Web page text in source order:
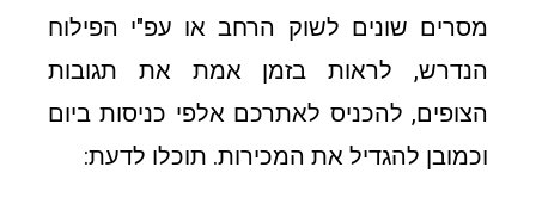
מסרים שונים לשוק הרחב או עפ"י הפילוח
הנדרש, לראות בזמן אמת את תגובות
הצופים, להכניס לאתרכם אלפי כניסות ביום
וכמובן להגדיל את המכירות. תוכלו לדעת: